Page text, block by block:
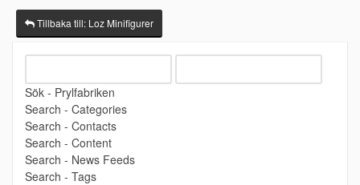
Tillbaka till: Loz Minifigurer
Sök - Prylfabriken
Search - Categories
Search - Contacts
Search - Content
Search - News Feeds
Search - Tags